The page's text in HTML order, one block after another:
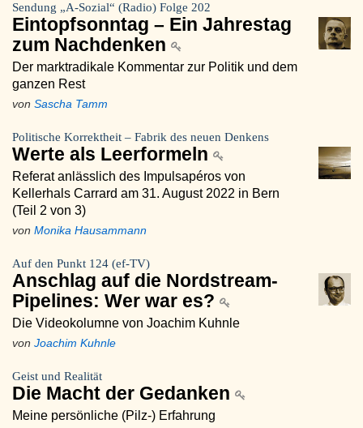
Sendung „A-Sozial“ (Radio) Folge 202
Eintopfsonntag – Ein Jahrestag
zum Nachdenken
Der marktradikale Kommentar zur Politik und dem
ganzen Rest
von Sascha Tamm
Politische Korrektheit – Fabrik des neuen Denkens
Werte als Leerformeln
Referat anlässlich des Impulsapéros von
Kellerhals Carrard am 31. August 2022 in Bern
(Teil 2 von 3)
von Monika Hausammann
Auf den Punkt 124 (ef-TV)
Anschlag auf die Nordstream-
Pipelines: Wer war es?
Die Videokolumne von Joachim Kuhnle
von Joachim Kuhnle
Geist und Realität
Die Macht der Gedanken
Meine persönliche (Pilz-) Erfahrung